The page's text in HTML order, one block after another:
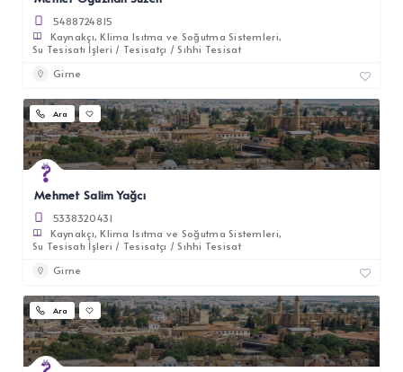
5488724815
Kaynakçı Klima Isıtma ve Soğutma Sistemleri
Su Tesisatı İşleri / Tesisatçı / Sıhhi Tesisat
Girne
Ara
Mehmet Salim Yağcı
5338320431
Kaynakçı Klima Isıtma ve Soğutma Sistemleri
Su Tesisatı İşleri / Tesisatçı / Sıhhi Tesisat
Girne
Ara